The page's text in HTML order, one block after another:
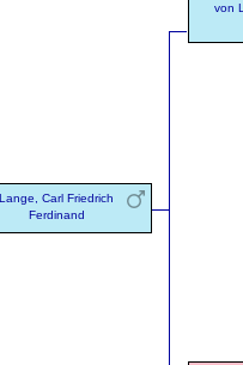
Lange, Carl Friedrich
Ferdinand
von